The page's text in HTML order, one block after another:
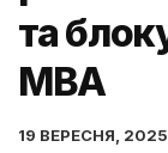
та
МВА
19 ВЕРЕСНЯ,